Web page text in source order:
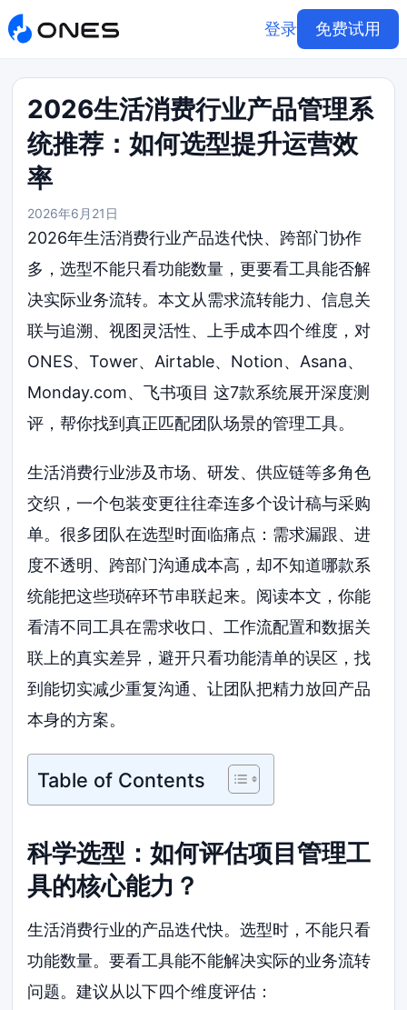
登录 免费试用
2026生活消费行业产品管理系
统推荐：如何选型提升运营效
率
2026年6月21日
2026年生活消费行业产品迭代快、跨部门协作
多，选型不能只看功能数量，更要看工具能否解
决实际业务流转。本文从需求流转能力、信息关
联与追溯、视图灵活性、上手成本四个维度，对
ONES、Tower、Airtable、Notion、Asana、
Monday.com、飞书项目 这7款系统展开深度测
评，帮你找到真正匹配团队场景的管理工具。
生活消费行业涉及市场、研发、供应链等多角色
交织，一个包装变更往往牵连多个设计稿与采购
单。很多团队在选型时面临痛点：需求漏跟、进
度不透明、跨部门沟通成本高，却不知道哪款系
统能把这些琐碎环节串联起来。阅读本文，你能
看清不同工具在需求收口、工作流配置和数据关
联上的真实差异，避开只看功能清单的误区，找
到能切实减少重复沟通、让团队把精力放回产品
本身的方案。
Table of Contents
科学选型：如何评估项目管理工
具的核心能力？
生活消费行业的产品迭代快。选型时，不能只看
功能数量。要看工具能不能解决实际的业务流转
问题。建议从以下四个维度评估：